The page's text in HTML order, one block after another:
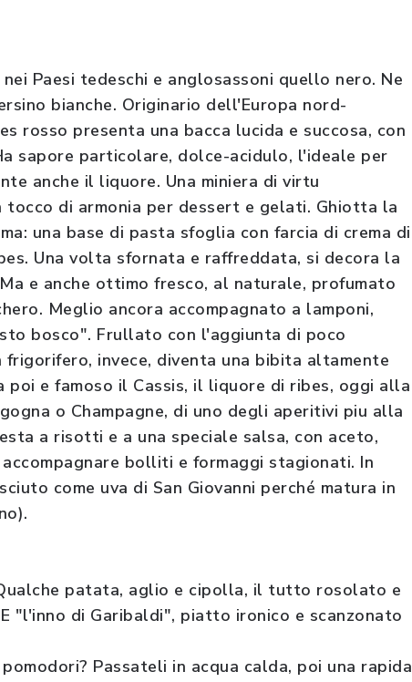
Paesi tedeschi e anglosassoni quello nero. Ne
bianche. Originario dell'Europa nord-
rosso presenta una bacca lucida e succosa, con
sapore particolare, dolce-acidulo, l'ideale per
anche il liquore. Una miniera di virtu
di armonia per dessert e gelati. Ghiotta la
una base di pasta sfoglia con farcia di crema di
Una volta sfornata e raffreddata, si decora la
e anche ottimo fresco, al naturale, profumato
Meglio ancora accompagnato a lamponi,
bosco". Frullato con l'aggiunta di poco
invece, diventa una bibita altamente
poi e famoso il Cassis, il liquore di ribes, oggi alla
o Champagne, di uno degli aperitivi piu alla
a risotti e a una speciale salsa, con aceto,
bolliti e formaggi stagionati. In
come uva di San Giovanni perché matura in
patata, aglio e cipolla, il tutto rosolato e
"l'inno di Garibaldi", piatto ironico e scanzonato
Passateli in acqua calda, poi una rapida